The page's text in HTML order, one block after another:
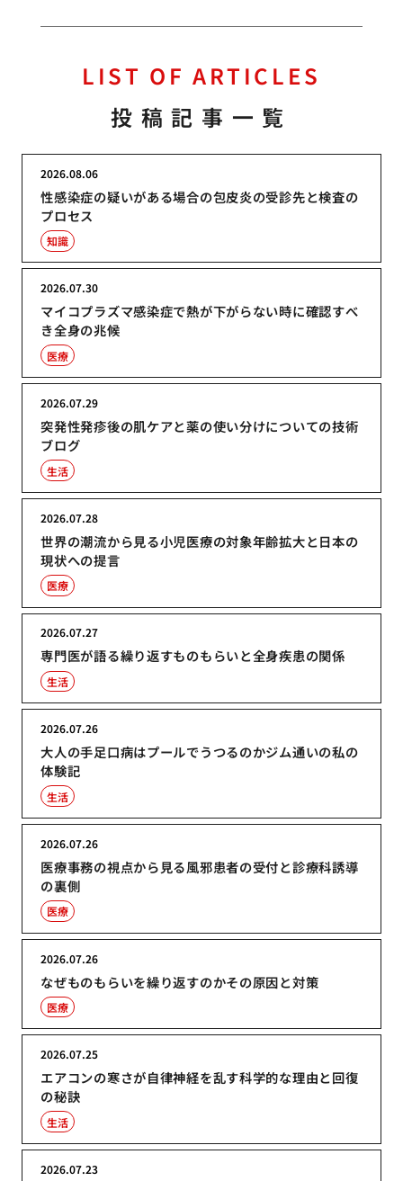
LIST OF ARTICLES
投稿記事一覧
性感染症の疑いがある場合の包皮炎の受診先と検査の
プロセス
2026.08.06
知識
マイコプラズマ感染症で熱が下がらない時に確認すべ
き全身の兆候
2026.07.30
医療
突発性発疹後の肌ケアと薬の使い分けについての技術
ブログ
2026.07.29
生活
世界の潮流から見る小児医療の対象年齢拡大と日本の
現状への提言
2026.07.28
医療
専門医が語る繰り返すものもらいと全身疾患の関係
2026.07.27
生活
大人の手足口病はプールでうつるのかジム通いの私の
体験記
2026.07.26
生活
医療事務の視点から見る風邪患者の受付と診療科誘導
の裏側
2026.07.26
医療
なぜものもらいを繰り返すのかその原因と対策
2026.07.26
医療
エアコンの寒さが自律神経を乱す科学的な理由と回復
の秘訣
2026.07.25
生活
2026.07.23